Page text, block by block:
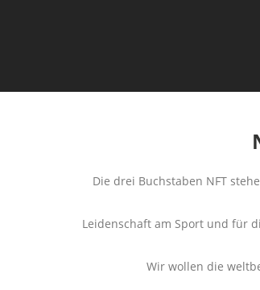
Die drei Buchstaben NFT
Leidenschaft am Sport und für
Wir wollen die